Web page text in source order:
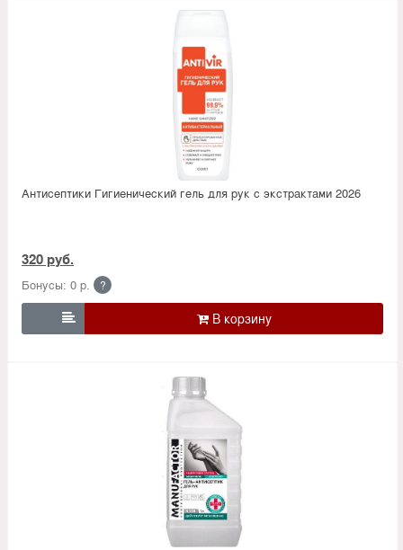
Антисептики Гигиенический гель для рук с экстрактами 2026
320 руб.
Бонусы: 0 р. ?
